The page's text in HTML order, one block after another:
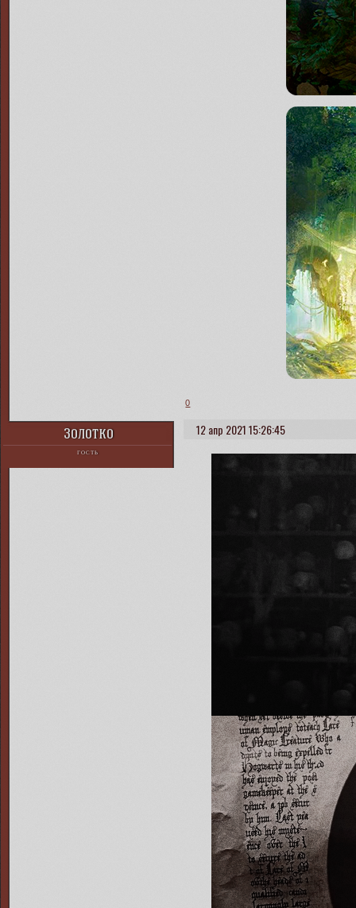
0
12 апр 2021 15:26:45
Золотко
ГОСТЬ